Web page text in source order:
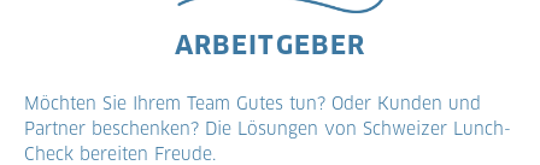
ARBEITGEBER
Möchten Sie Ihrem Team Gutes tun? Oder Kunden und
Partner beschenken? Die Lösungen von Schweizer Lunch-
Check bereiten Freude.